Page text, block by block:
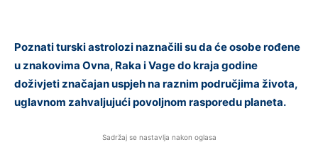
Poznati turski astrolozi naznačili su da će osobe rođene
u znakovima Ovna, Raka i Vage do kraja godine
doživjeti značajan uspjeh na raznim područjima života,
uglavnom zahvaljujući povoljnom rasporedu planeta.
Sadržaj se nastavlja nakon oglasa